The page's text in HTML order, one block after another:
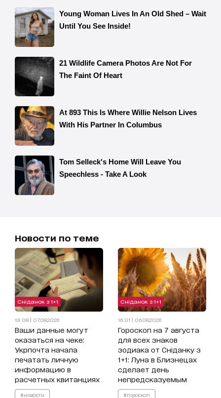
Новости по теме
Сніданок з 1+1
19:08 | 07.08.2026
Ваши данные могут
оказаться на чеке:
Укрпочта начала
печатать личную
информацию в
расчетных квитанциях
#новости
Сніданок з 1+1
16:01 | 06.08.2026
Гороскоп на 7 августа
для всех знаков
зодиака от Сніданку з
1+1: Луна в Близнецах
сделает день
непредсказуемым
#гороскоп